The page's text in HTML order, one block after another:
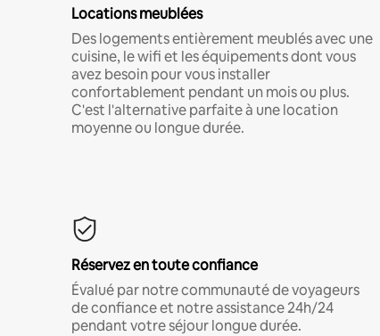
Locations meublées
Des logements entièrement meublés avec une
cuisine, le wifi et les équipements dont vous
avez besoin pour vous installer
confortablement pendant un mois ou plus.
C'est l'alternative parfaite à une location
moyenne ou longue durée.
Réservez en toute confiance
Évalué par notre communauté de voyageurs
de confiance et notre assistance 24h/24
pendant votre séjour longue durée.